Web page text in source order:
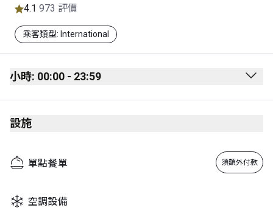
4.1 973 評價
乘客類型: International
小時: 00:00 - 23:59
Monday 00:00 - 23:59
Tuesday
Thursday 00:00 - 23:59
設施
單點餐單 須額外付款
空調設備